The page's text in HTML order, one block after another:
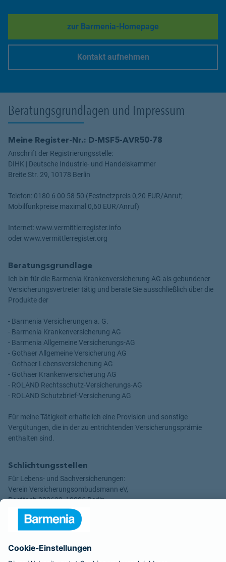
zur Barmenia-Homepage
Link Opens in New Tab
Kontakt aufnehmen
Beratungsgrundlagen und Impressum
Meine Register-Nr.: D-MSF5-AVR50-78
Anschrift der Registrierungsstelle:
DIHK | Deutsche Industrie- und Handelskammer
Breite Str. 29, 10178 Berlin
Telefon: 0180 6 00 58 50 (Festnetzpreis 0,20 EUR/Anruf;
Mobilfunkpreise maximal 0,60 EUR/Anruf)
Internet: www.vermittlerregister.info
oder www.vermittlerregister.org
Beratungsgrundlage
Ich bin für die Barmenia Krankenversicherung AG als gebundener
Versicherungsvertreter tätig und berate Sie ausschließlich über die
Produkte der
- Barmenia Versicherungen a. G.
- Barmenia Krankenversicherung AG
- Barmenia Allgemeine Versicherungs-AG
- Gothaer Allgemeine Versicherung AG
- Gothaer Lebensversicherung AG
- Gothaer Krankenversicherung AG
- ROLAND Rechtsschutz-Versicherungs-AG
- ROLAND Schutzbrief-Versicherung AG
Für meine Tätigkeit erhalte ich eine Provision und sonstige
Vergütungen, die in der zu entrichtenden Versicherungsprämie
enthalten sind.
Schlichtungsstellen
Für Lebens- und Sachversicherungen:
Verein Versicherungsombudsmann eV,
Postfach 080632, 10006 Berlin
Für private Krankenversicherungen:
Ombudsmann für private Kranken- / Pflege-Versicherungen,